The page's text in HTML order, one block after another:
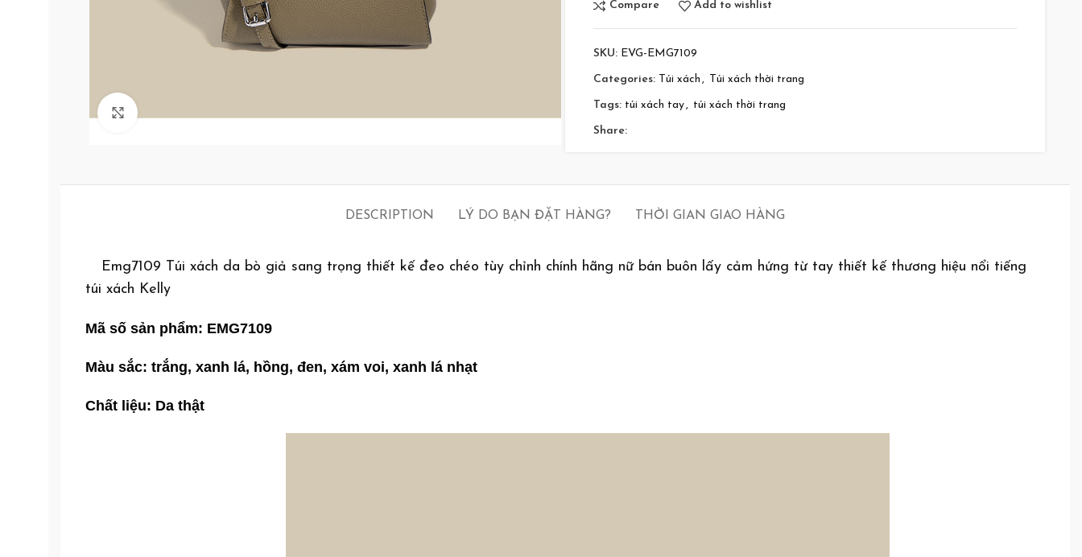
Compare Add to wishlist
SKU: EVG-EMG7109
Categories: Túi xách , Túi xách thời trang
Tags: túi xách tay , túi xách thời trang
Share:
DESCRIPTION LÝ DO BẠN ĐẶT HÀNG? THỜI GIAN GIAO HÀNG
Emg7109 Túi xách da bò giả sang trọng thiết kế đeo chéo tùy chỉnh chính hãng nữ bán buôn lấy cảm hứng từ tay thiết kế thương hiệu nổi tiếng
túi xách Kelly
Mã số sản phẩm: EMG7109
Màu sắc: trắng, xanh lá, hồng, đen, xám voi, xanh lá nhạt
Chất liệu: Da thật